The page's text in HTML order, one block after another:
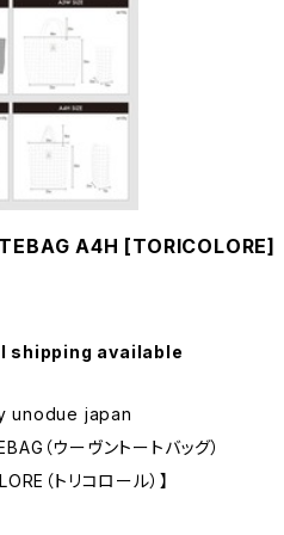
A4H [TORICOLORE]
shipping available
unodue japan
（ウーヴントートバッグ）
（トリコロール）】